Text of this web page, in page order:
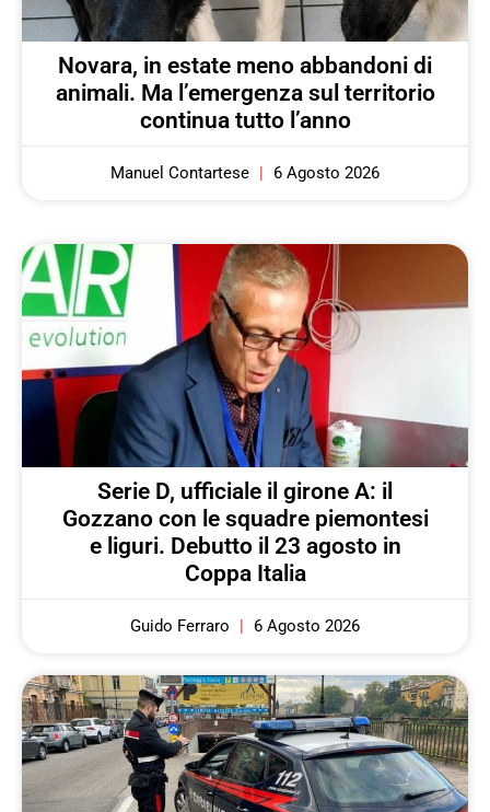
Novara, in estate meno abbandoni di
animali. Ma l’emergenza sul territorio
continua tutto l’anno
Manuel Contartese 6 Agosto 2026
Serie D, ufficiale il girone A: il
Gozzano con le squadre piemontesi
e liguri. Debutto il 23 agosto in
Coppa Italia
Guido Ferraro 6 Agosto 2026